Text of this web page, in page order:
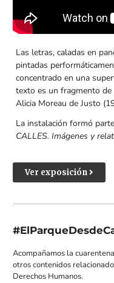
Las letras, caladas en
pintadas
concentrado en una
texto es un fragmento
Alicia Moreau de Justo
La instalación formó
CALLES. Imágenes y
Ver exposición
Acompañamos la
otros contenidos
Derechos Humanos.